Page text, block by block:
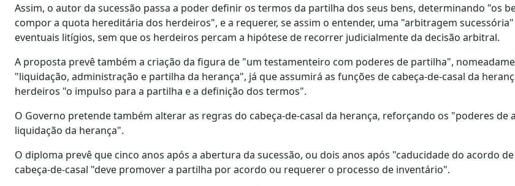
Assim, o autor da sucessão passa a poder definir os termos da partilha dos seus bens, determinando "os
compor a quota hereditária dos herdeiros", e a requerer, se assim o entender, uma "arbitragem
eventuais litígios, sem que os herdeiros percam a hipótese de recorrer judicialmente da decisão arbitral.
A proposta prevê também a criação da figura de "um testamenteiro com poderes de partilha",
"liquidação, administração e partilha da herança", já que assumirá as funções de cabeça-de-casal da
herdeiros "o impulso para a partilha e a definição dos termos".
O Governo pretende também alterar as regras do cabeça-de-casal da herança, reforçando os "poderes de
liquidação da herança".
O diploma prevê que cinco anos após a abertura da sucessão, ou dois anos após "caducidade do acordo
cabeça-de-casal "deve promover a partilha por acordo ou requerer o processo de inventário".